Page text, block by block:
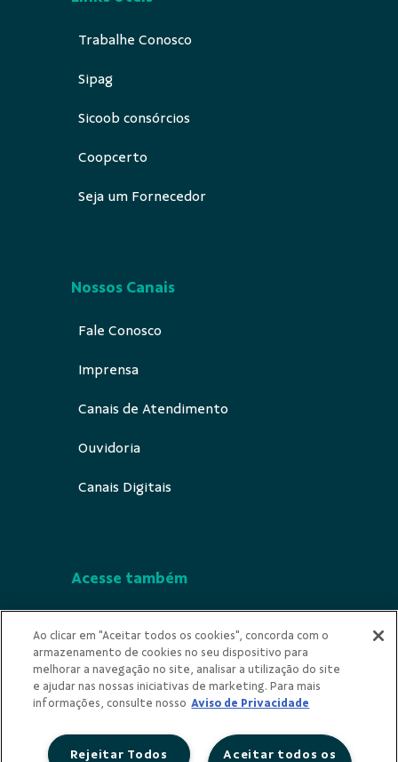
Trabalhe Conosco
Sipag
Sicoob consórcios
Coopcerto
Seja um Fornecedor
Nossos Canais
Fale Conosco
Imprensa
Canais de Atendimento
Ouvidoria
Canais Digitais
Acesse também
Indícios de Ilícitude
Privacidade
Ao clicar em "Aceitar todos os cookies", concorda com o
armazenamento de cookies no seu dispositivo para
melhorar a navegação no site, analisar a utilização do site
e ajudar nas nossas iniciativas de marketing. Para mais
informações, consulte nosso Aviso de Privacidade
Aceitar todos os
Rejeitar Todos